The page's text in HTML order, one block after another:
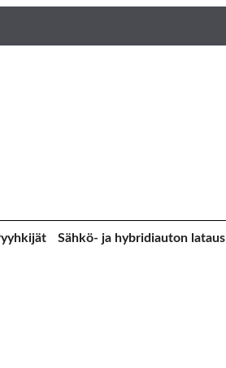
Sähkö- ja hybridiauton lataus